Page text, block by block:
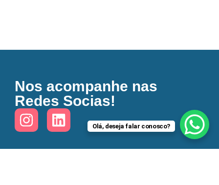
Nos acompanhe nas
Redes Socias!
Olá, deseja falar conosco?